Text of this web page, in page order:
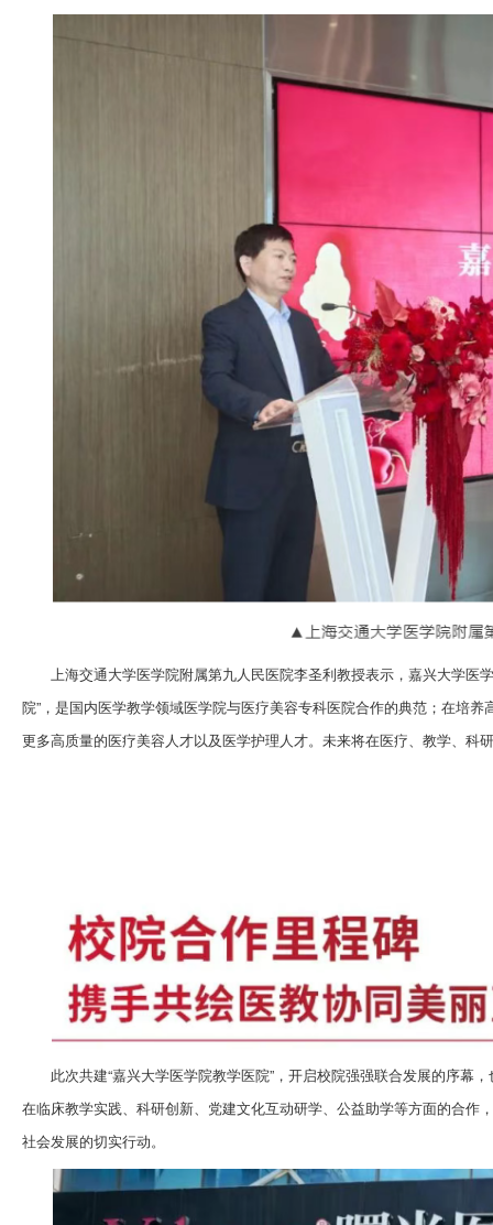
上海交通大学医学院附属第九人民医院李圣利教授表示，嘉兴大学医
院”，是国内医学教学领域医学院与医疗美容专科医院合作的典范；在培
更多高质量的医疗美容人才以及医学护理人才。未来将在医疗、教学、科
此次共建“嘉兴大学医学院教学医院”，开启校院强强联合发展的序幕
在临床教学实践、科研创新、党建文化互动研学、公益助学等方面的合作
社会发展的切实行动。